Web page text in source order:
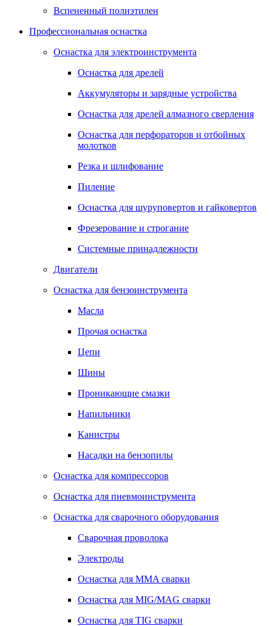
Вспененный полиэтилен
Профессиональная оснастка
Оснастка для электроинструмента
Оснастка для дрелей
Аккумуляторы и зарядные устройства
Оснастка для дрелей алмазного сверления
Оснастка для перфораторов и отбойных
молотков
Резка и шлифование
Пиление
Оснастка для шуруповертов и гайковертов
Фрезерование и строгание
Системные принадлежности
Двигатели
Оснастка для бензоинструмента
Масла
Прочая оснастка
Цепи
Шины
Проникающие смазки
Напильники
Канистры
Насадки на бензопилы
Оснастка для компрессоров
Оснастка для пневмоинструмента
Оснастка для сварочного оборудования
Сварочная проволока
Электроды
Оснастка для MMA сварки
Оснастка для MIG/MAG сварки
Оснастка для TIG сварки